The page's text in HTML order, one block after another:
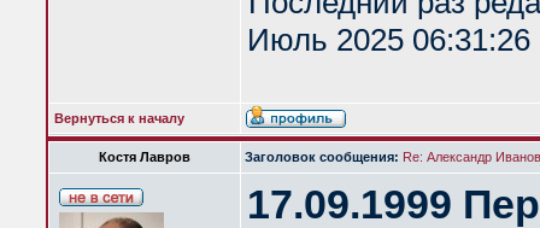
Июль 2025 06:31:26
Вернуться к началу
Костя Лавров Заголовок сообщения: Re: Александр
17.09.1999